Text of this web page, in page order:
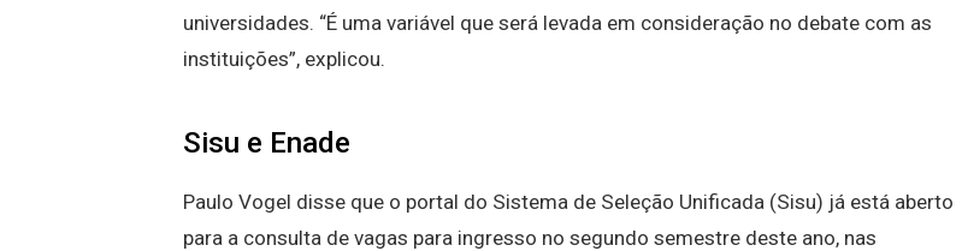
universidades. “É uma variável que será levada em consideração no debate com as
instituições”, explicou.
Sisu e Enade
Paulo Vogel disse que o portal do Sistema de Seleção Unificada (Sisu) já está aberto
para a consulta de vagas para ingresso no segundo semestre deste ano, nas